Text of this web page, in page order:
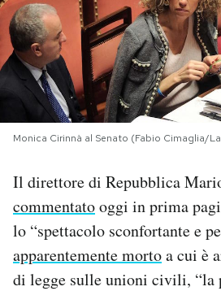
PODCAST
NEWSLETTER
SHOP
CALENDARIO
Monica Cirinnà al Senato (Fabio Cimaglia/
Il direttore di Repubblica
commentatooggi in prima
lo “spettacolo sconfortante e
apparentemente mortoa cui è
di legge sulle unioni civili, “la